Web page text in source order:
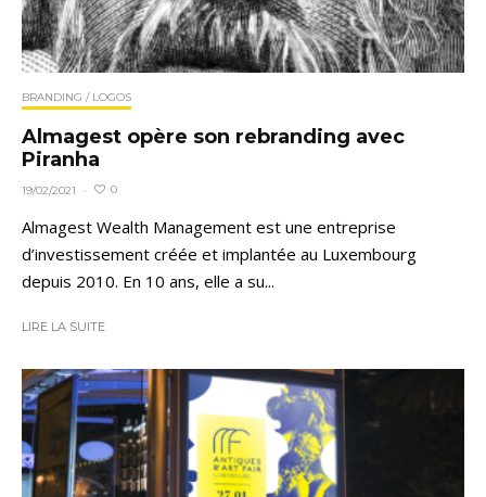
BRANDING / LOGOS
Almagest opère son rebranding avec
Piranha
19/02/2021 · 0
Almagest Wealth Management est une entreprise
d’investissement créée et implantée au Luxembourg
depuis 2010. En 10 ans, elle a su...
LIRE LA SUITE